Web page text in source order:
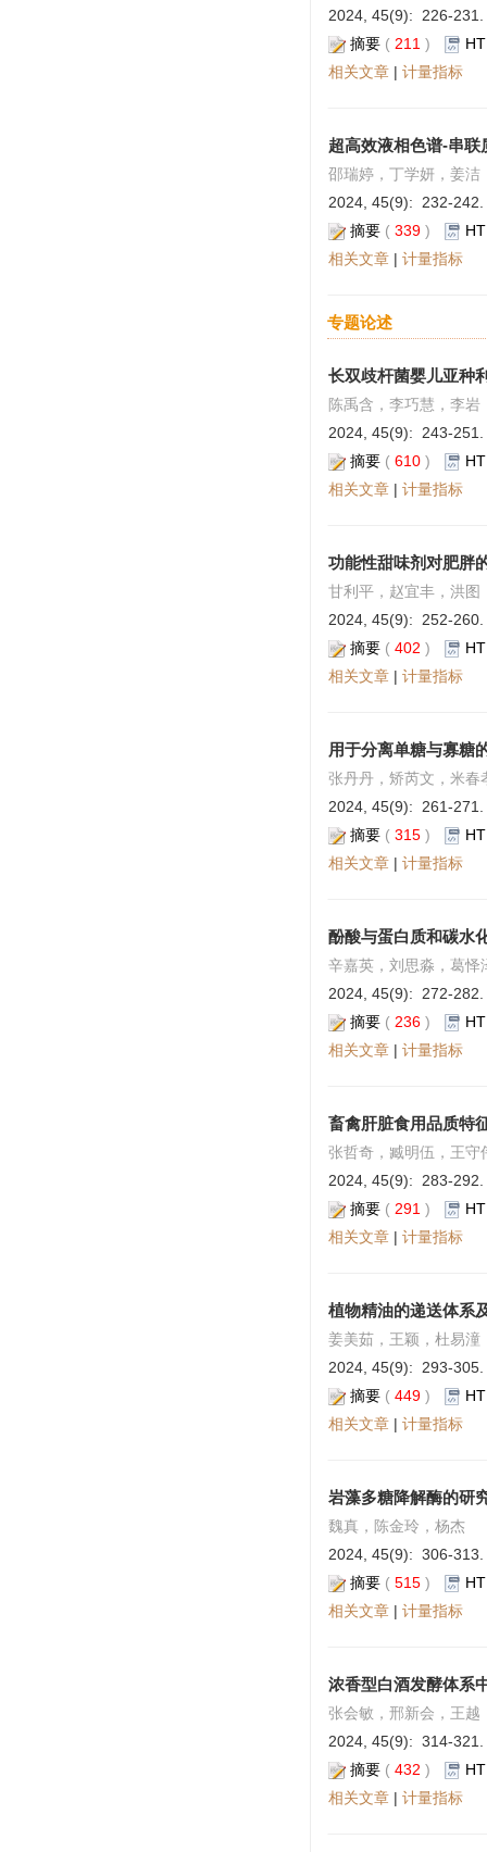
2024, 45(9): 226-
摘要 ( 211 )
相关文章 | 计量指标
超高效液相色谱-串
邵瑞婷，丁学妍，姜洁
2024, 45(9): 232-
摘要 ( 339 )
相关文章 | 计量指标
专题论述
长双歧杆菌婴儿亚种
陈禹含，李巧慧，李
2024, 45(9): 243-
摘要 ( 610 )
相关文章 | 计量指标
功能性甜味剂对肥胖
甘利平，赵宜丰，洪图
2024, 45(9): 252-
摘要 ( 402 )
相关文章 | 计量指标
用于分离单糖与寡糖
张丹丹，矫芮文，米春
2024, 45(9): 261-
摘要 ( 315 )
相关文章 | 计量指标
酚酸与蛋白质和碳水
辛嘉英，刘思淼，葛怿
2024, 45(9): 272-
摘要 ( 236 )
相关文章 | 计量指标
畜禽肝脏食用品质特
张哲奇，臧明伍，王守
2024, 45(9): 283-
摘要 ( 291 )
相关文章 | 计量指标
植物精油的递送体系
姜美茹，王颖，杜易潼
2024, 45(9): 293-
摘要 ( 449 )
相关文章 | 计量指标
岩藻多糖降解酶的研
魏真，陈金玲，杨杰
2024, 45(9): 306-
摘要 ( 515 )
相关文章 | 计量指标
浓香型白酒发酵体系
张会敏，邢新会，王越
2024, 45(9): 314-
摘要 ( 432 )
相关文章 | 计量指标